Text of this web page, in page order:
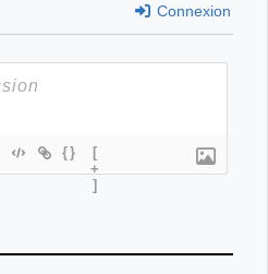
Connexion
{}
[
+
]